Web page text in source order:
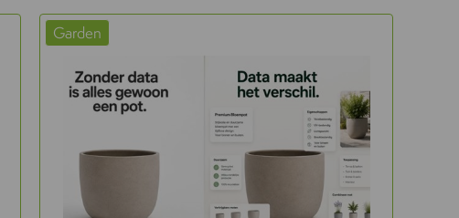
Garden